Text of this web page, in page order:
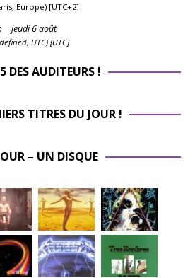
Europe) [UTC+2]
jeudi 6 août
UTC) [UTC]
DES AUDITEURS !
TITRES DU JOUR !
– UN DISQUE